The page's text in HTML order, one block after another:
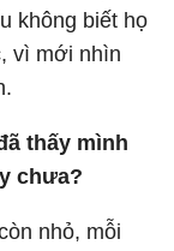
không biết họ
vì mới nhìn
thấy mình
chưa?
nhỏ, mỗi